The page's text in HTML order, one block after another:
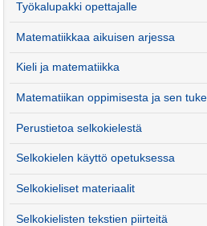
Työkalupakki opettajalle
Matematiikkaa aikuisen arjessa
Kieli ja matematiikka
Matematiikan oppimisesta ja sen
Perustietoa selkokielestä
Selkokielen käyttö opetuksessa
Selkokieliset materiaalit
Selkokielisten tekstien piirteitä